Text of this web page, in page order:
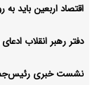
اقتصاد اربعین باید
دفتر رهبر انقلاب
نشست خبری